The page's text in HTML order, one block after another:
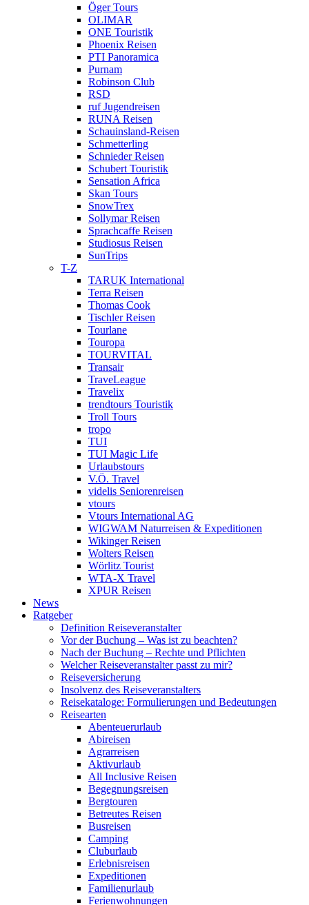
Öger Tours
OLIMAR
ONE Touristik
Phoenix Reisen
PTI Panoramica
Purnam
Robinson Club
RSD
ruf Jugendreisen
RUNA Reisen
Schauinsland-Reisen
Schmetterling
Schnieder Reisen
Schubert Touristik
Sensation Africa
Skan Tours
SnowTrex
Sollymar Reisen
Sprachcaffe Reisen
Studiosus Reisen
SunTrips
T-Z
TARUK International
Terra Reisen
Thomas Cook
Tischler Reisen
Tourlane
Touropa
TOURVITAL
Transair
TraveLeague
Travelix
trendtours Touristik
Troll Tours
tropo
TUI
TUI Magic Life
Urlaubstours
V.Ö. Travel
videlis Seniorenreisen
vtours
Vtours International AG
WIGWAM Naturreisen & Expeditionen
Wikinger Reisen
Wolters Reisen
Wörlitz Tourist
WTA-X Travel
XPUR Reisen
News
Ratgeber
Definition Reiseveranstalter
Vor der Buchung – Was ist zu beachten?
Nach der Buchung – Rechte und Pflichten
Welcher Reiseveranstalter passt zu mir?
Reiseversicherung
Insolvenz des Reiseveranstalters
Reisekataloge: Formulierungen und Bedeutungen
Reisearten
Abenteuerurlaub
Abireisen
Agrarreisen
Aktivurlaub
All Inclusive Reisen
Begegnungsreisen
Bergtouren
Betreutes Reisen
Busreisen
Camping
Cluburlaub
Erlebnisreisen
Expeditionen
Familienurlaub
Ferienwohnungen